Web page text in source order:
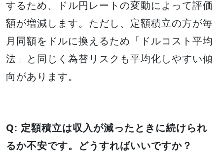
するため、ドル円レートの変動によって評価
額が増減します。ただし、定額積立の方が毎
月同額をドルに換えるため「ドルコスト平均
法」と同じく為替リスクも平均化しやすい傾
向があります。
Q: 定額積立は収入が減ったときに続けられ
るか不安です。どうすればいいですか？